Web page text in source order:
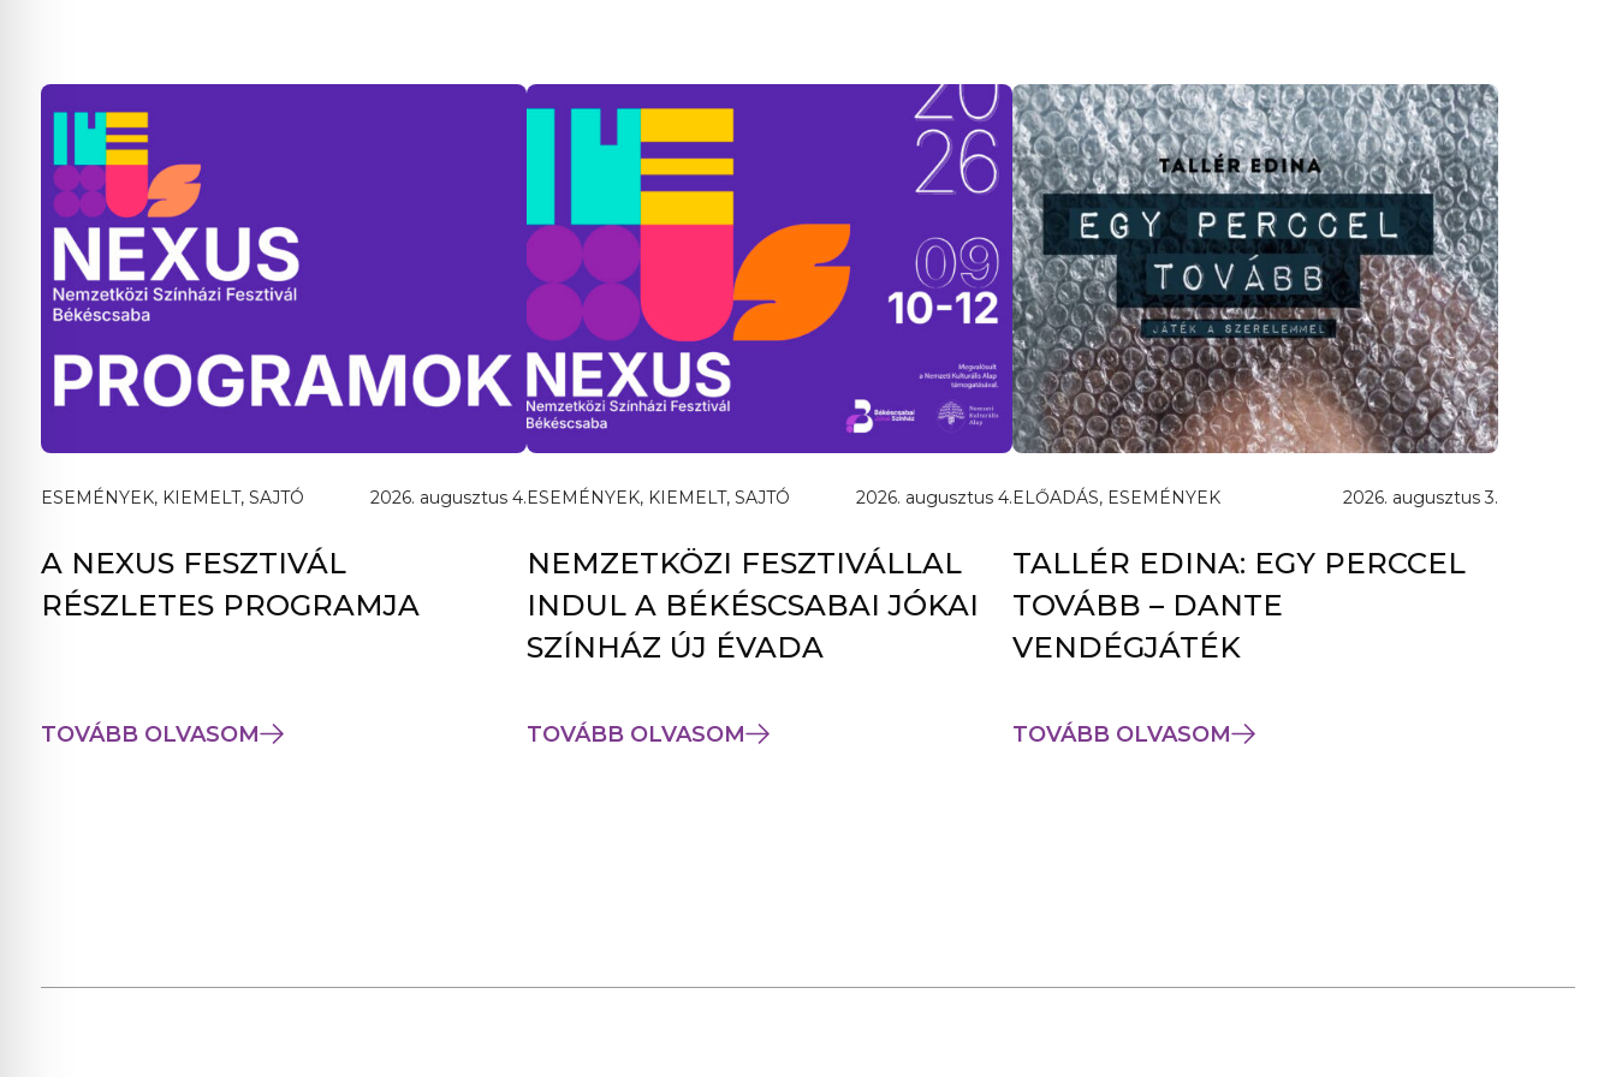
ESEMÉNYEK, KIEMELT, SAJTÓ 2026. augusztus 4.
A NEXUS FESZTIVÁL
RÉSZLETES PROGRAMJA
TOVÁBB OLVASOM
ESEMÉNYEK, KIEMELT, SAJTÓ 2026. augusztus 4.
NEMZETKÖZI FESZTIVÁLLAL
INDUL A BÉKÉSCSABAI JÓKAI
SZÍNHÁZ ÚJ ÉVADA
TOVÁBB OLVASOM
ELŐADÁS, ESEMÉNYEK 2026. augusztus 3.
TALLÉR EDINA: EGY PERCCEL
TOVÁBB – DANTE
VENDÉGJÁTÉK
TOVÁBB OLVASOM